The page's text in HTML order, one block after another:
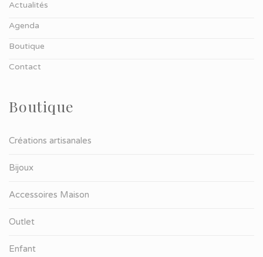
Actualités
Agenda
Boutique
Contact
Boutique
Créations artisanales
Bijoux
Accessoires Maison
Outlet
Enfant